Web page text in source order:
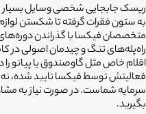
ریسک جابجایی شخصی وسایل بسیار
به ستون فقرات گرفته تا شکستن
متخصصان فیکسا با گذراندن
راه‌پله‌های تنگ و چیدمان اصولی در
اقلام خاص مثل گاوصندوق یا پیانو
فعالیتش توسط فیکسا تایید شده،
سرمایه شماست. در صورت نیاز به
بگیرید.